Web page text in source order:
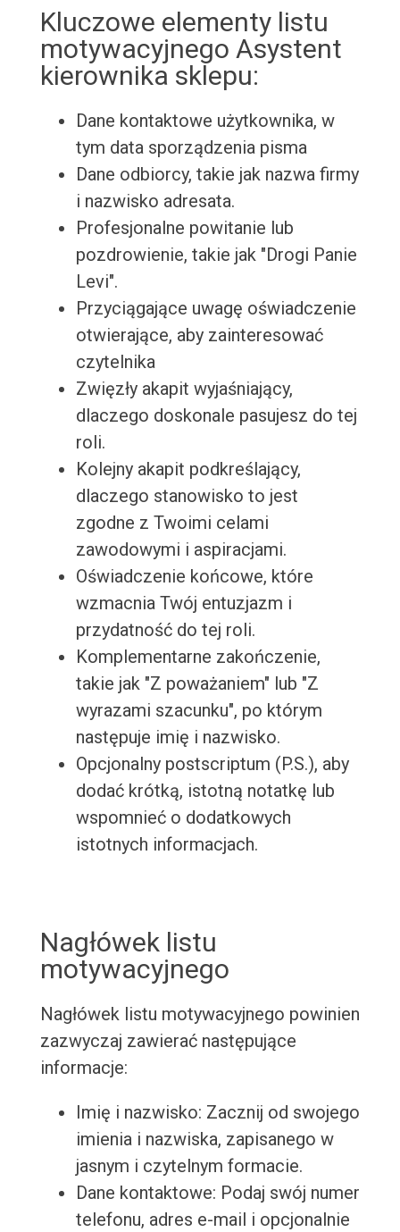
Kluczowe elementy listu
motywacyjnego Asystent
kierownika sklepu:
Dane kontaktowe użytkownika, w
tym data sporządzenia pisma
Dane odbiorcy, takie jak nazwa firmy
i nazwisko adresata.
Profesjonalne powitanie lub
pozdrowienie, takie jak "Drogi Panie
Levi".
Przyciągające uwagę oświadczenie
otwierające, aby zainteresować
czytelnika
Zwięzły akapit wyjaśniający,
dlaczego doskonale pasujesz do tej
roli.
Kolejny akapit podkreślający,
dlaczego stanowisko to jest
zgodne z Twoimi celami
zawodowymi i aspiracjami.
Oświadczenie końcowe, które
wzmacnia Twój entuzjazm i
przydatność do tej roli.
Komplementarne zakończenie,
takie jak "Z poważaniem" lub "Z
wyrazami szacunku", po którym
następuje imię i nazwisko.
Opcjonalny postscriptum (P.S.), aby
dodać krótką, istotną notatkę lub
wspomnieć o dodatkowych
istotnych informacjach.
Nagłówek listu
motywacyjnego
Nagłówek listu motywacyjnego powinien
zazwyczaj zawierać następujące
informacje:
Imię i nazwisko: Zacznij od swojego
imienia i nazwiska, zapisanego w
jasnym i czytelnym formacie.
Dane kontaktowe: Podaj swój numer
telefonu, adres e-mail i opcjonalnie